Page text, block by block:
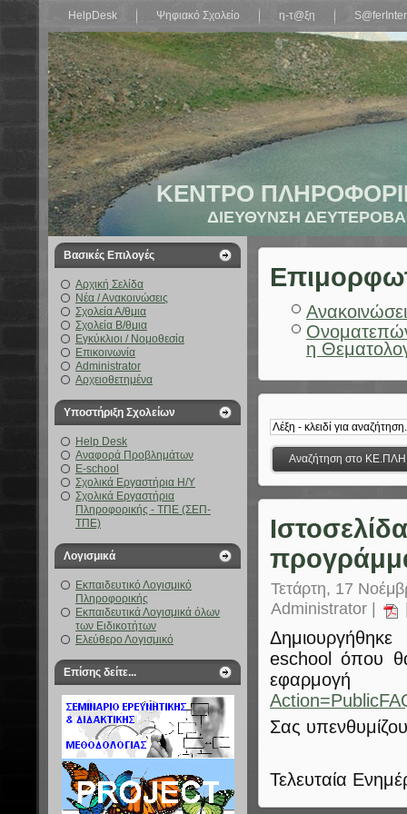
HelpDesk Ψηφιακό Σχολείο η-τ@ξη
ΚΕΝΤΡΟ
ΔΙΕΥΘΥΝΣΗ
Βασικές Επιλογές
Αρχική Σελίδα
Νέα / Ανακοινώσεις
Σχολεία Α/θμια
Σχολεία Β/θμια
Εγκύκλιοι / Νομοθεσία
Επικοινωνία
Administrator
Αρχειοθετημένα
Υποστήριξη Σχολείων
Help Desk
Αναφορά Προβλημάτων
E-school
Σχολικά Εργαστήρια Η/Υ
Σχολικά Εργαστήρια
Πληροφορικής - ΤΠΕ (ΣΕΠ-
ΤΠΕ)
Λογισμικά
Εκπαιδευτικό Λογισμικό
Πληροφορικής
Εκπαιδευτικά Λογισμικά όλων
των Ειδικοτήτων
Ελεύθερο Λογισμικό
Επίσης δείτε...
η
Τετάρτη, 17
Administrator |
eschool όπου
Σας
Τελευταία